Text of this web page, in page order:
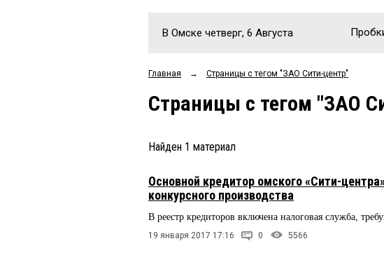
В Омске четверг, 6 Августа
Главная → Страницы c тегом "ЗАО Сити-центр"
Страницы c тегом "ЗАО
Найден 1 материал
Основной кредитор омского «Сити-
конкурсного производства
В реестр кредиторов включена налоговая служба,
19 января 2017 17:16 0 5566